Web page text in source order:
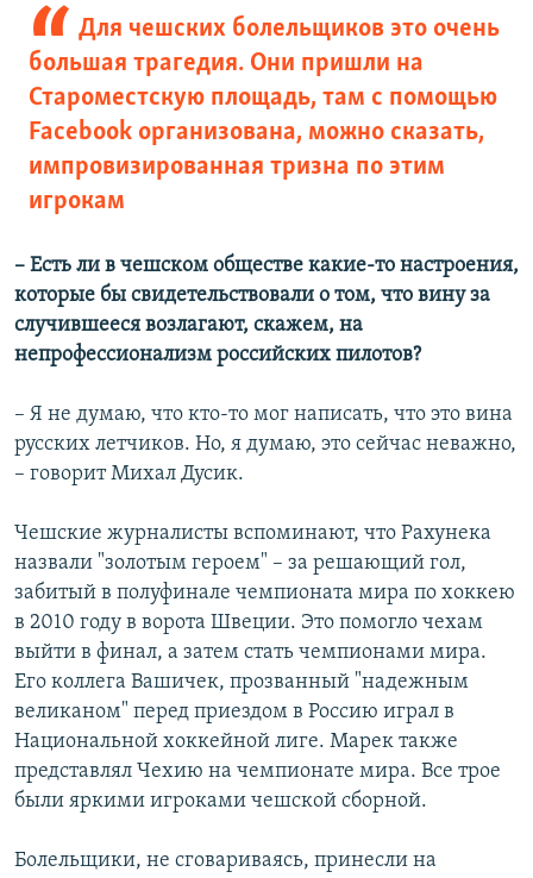
Для чешских болельщиков это очень
большая трагедия. Они пришли на
Староместскую площадь, там с помощью
Facebook организована, можно сказать,
импровизированная тризна по этим
игрокам
– Есть ли в чешском обществе какие-то настроения,
которые бы свидетельствовали о том, что вину за
случившееся возлагают, скажем, на
непрофессионализм российских пилотов?
– Я не думаю, что кто-то мог написать, что это вина
русских летчиков. Но, я думаю, это сейчас неважно,
– говорит Михал Дусик.
Чешские журналисты вспоминают, что Рахунека
назвали "золотым героем" – за решающий гол,
забитый в полуфинале чемпионата мира по хоккею
в 2010 году в ворота Швеции. Это помогло чехам
выйти в финал, а затем стать чемпионами мира.
Его коллега Вашичек, прозванный "надежным
великаном" перед приездом в Россию играл в
Национальной хоккейной лиге. Марек также
представлял Чехию на чемпионате мира. Все трое
были яркими игроками чешской сборной.
Болельщики, не сговариваясь, принесли на